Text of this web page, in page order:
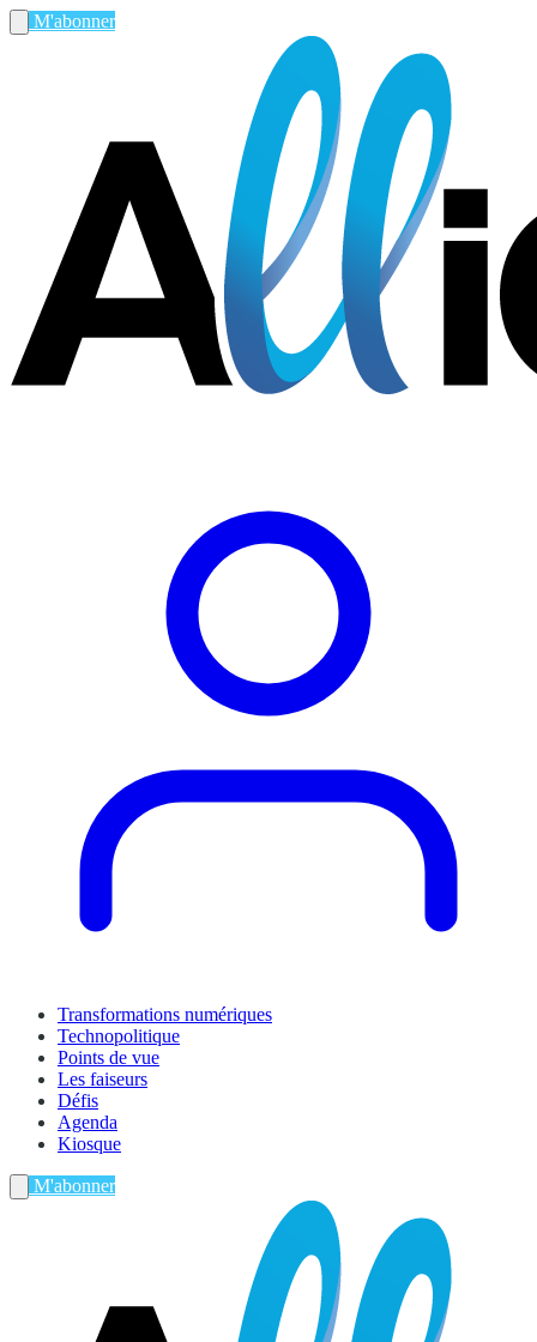
M'abonner
Transformations numériques
Technopolitique
Points de vue
Les faiseurs
Défis
Agenda
Kiosque
M'abonner